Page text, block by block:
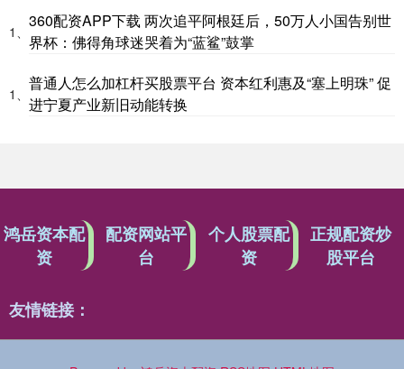
1、
360配资APP下载 两次追平阿根廷后，50万人小国告别世
界杯：佛得角球迷哭着为“蓝鲨”鼓掌
1、
普通人怎么加杠杆买股票平台 资本红利惠及“塞上明珠” 促
进宁夏产业新旧动能转换
鸿岳资本配
资
配资网站平
台
个人股票配
资
正规配资炒
股平台
友情链接：